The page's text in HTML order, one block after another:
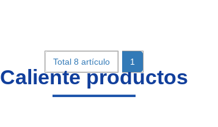
Total 8 artículo 1
Calienteproductos